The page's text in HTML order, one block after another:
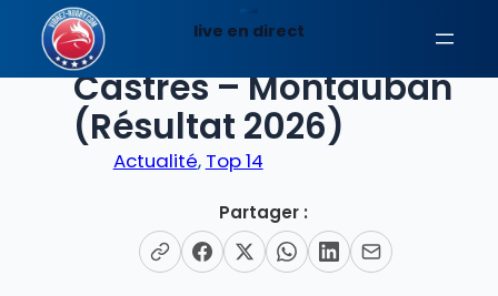
contenu
EN DIRECT
Castres – Montauban
(Résultat 2026)
Actualité, Top 14
Partager :
live en direct